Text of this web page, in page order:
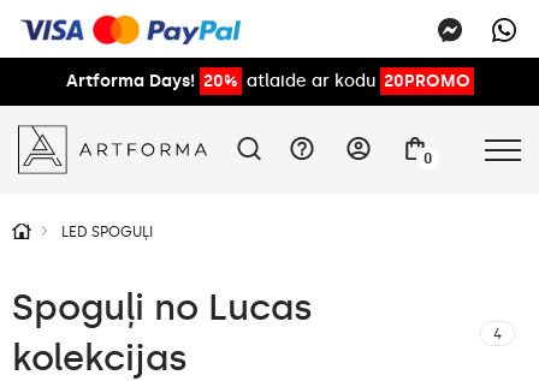
Artforma Days! 20% atlaide ar kodu 20PROMO
0
LED SPOGUĻI
Spoguļi no Lucas
kolekcijas
4